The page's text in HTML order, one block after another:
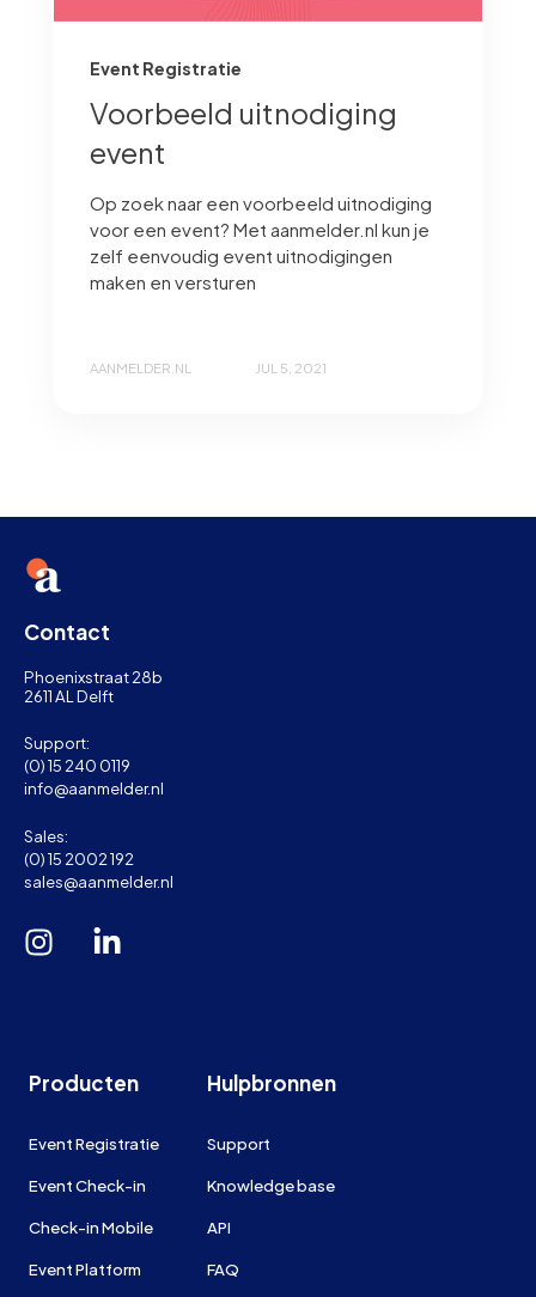
Event Registratie
Voorbeeld uitnodiging
event
Op zoek naar een voorbeeld uitnodiging
voor een event? Met aanmelder.nl kun je
zelf eenvoudig event uitnodigingen
maken en versturen
AANMELDER.NL JUL 5, 2021
Contact
Phoenixstraat 28b
2611 AL Delft
Support:
(0) 15 240 0119
info@aanmelder.nl
Sales:
(0) 15 2002 192
sales@aanmelder.nl
Producten
Event Registratie
Event Check-in
Check-in Mobile
Event Platform
Hulpbronnen
Support
Knowledge base
API
FAQ